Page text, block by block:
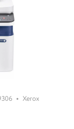
• Xerox